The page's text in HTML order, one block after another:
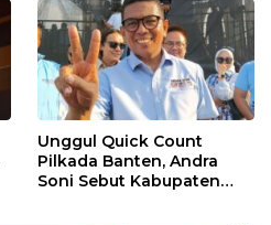
Unggul Quick Count
Pilkada Banten, Andra
Soni Sebut Kabupaten